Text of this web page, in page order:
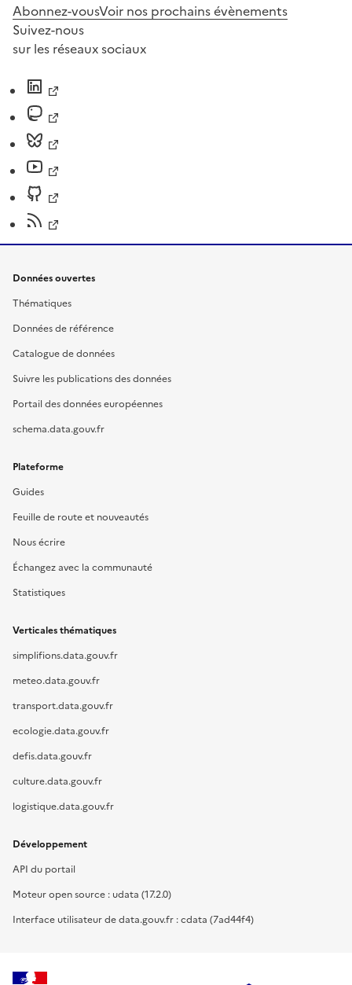
Abonnez-vousVoir nos prochains évènements
Suivez-nous
sur les réseaux sociaux
Données ouvertes
Thématiques
Données de référence
Catalogue de données
Suivre les publications des données
Portail des données européennes
schema.data.gouv.fr
Plateforme
Guides
Feuille de route et nouveautés
Nous écrire
Échangez avec la communauté
Statistiques
Verticales thématiques
simplifions.data.gouv.fr
meteo.data.gouv.fr
transport.data.gouv.fr
ecologie.data.gouv.fr
defis.data.gouv.fr
culture.data.gouv.fr
logistique.data.gouv.fr
Développement
API du portail
Moteur open source : udata (17.2.0)
Interface utilisateur de data.gouv.fr : cdata (7ad44f4)